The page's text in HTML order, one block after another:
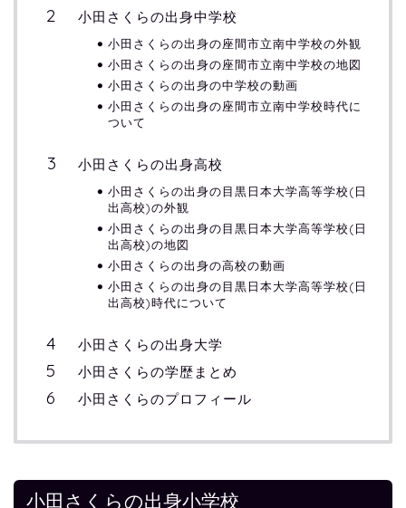
小田さくらの出身中学校
小田さくらの出身の座間市立南中学校の外観
小田さくらの出身の座間市立南中学校の地図
小田さくらの出身の中学校の動画
小田さくらの出身の座間市立南中学校時代に
ついて
小田さくらの出身高校
小田さくらの出身の目黒日本大学高等学校(日
出高校)の外観
小田さくらの出身の目黒日本大学高等学校(日
出高校)の地図
小田さくらの出身の高校の動画
小田さくらの出身の目黒日本大学高等学校(日
出高校)時代について
小田さくらの出身大学
小田さくらの学歴まとめ
小田さくらのプロフィール
小田さくらの出身小学校